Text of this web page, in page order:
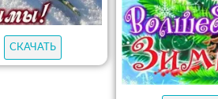
СКАЧАТЬ